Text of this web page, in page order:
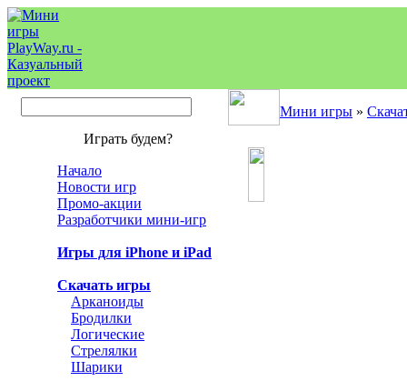
Мини игры »
Играть будем?
Начало
Новости игр
Промо-акции
Разработчики мини-игр
Игры для iPhone и iPad
Скачать игры
Арканоиды
Бродилки
Логические
Стрелялки
Шарики